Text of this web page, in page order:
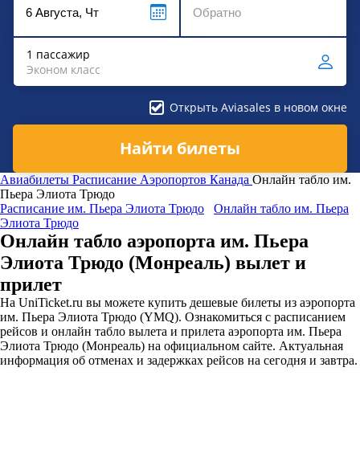
1 пассажир
Эконом класс
Открыть Aviasales в новом окне
Найти билеты
Авиабилеты Расписание Аэропортов Канада Онлайн табло им.
Пьера Элиота Трюдо
Расписание им. Пьера Элиота Трюдо
Онлайн табло им. Пьера
Элиота Трюдо
Онлайн табло аэропорта им. Пьера
Элиота Трюдо (Монреаль) вылет и
прилет
На UniTicket.ru вы можете купить дешевые билеты из аэропорта
им. Пьера Элиота Трюдо (YMQ). Ознакомиться с расписанием
рейсов и онлайн табло вылета и прилета аэропорта им. Пьера
Элиота Трюдо (Монреаль) на официальном сайте. Актуальная
информация об отменах и задержках рейсов на сегодня и завтра.